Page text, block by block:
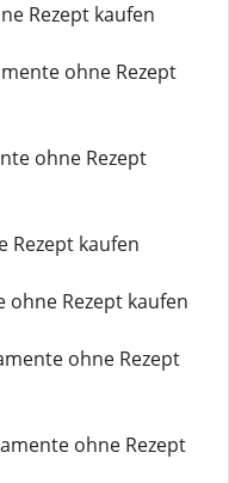
Rezept kaufen
ohne Rezept
ohne Rezept
Rezept kaufen
ohne Rezept kaufen
ohne Rezept
ohne Rezept